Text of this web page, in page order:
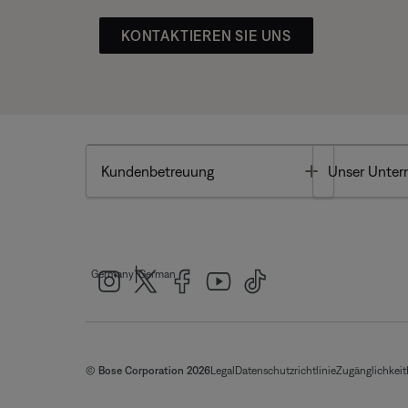
KONTAKTIEREN SIE UNS
Kundenbetreuung Toggle
Unser
Germany|German
© Bose Corporation 2026Legal DatenschutzrichtlinieZugänglichkeit